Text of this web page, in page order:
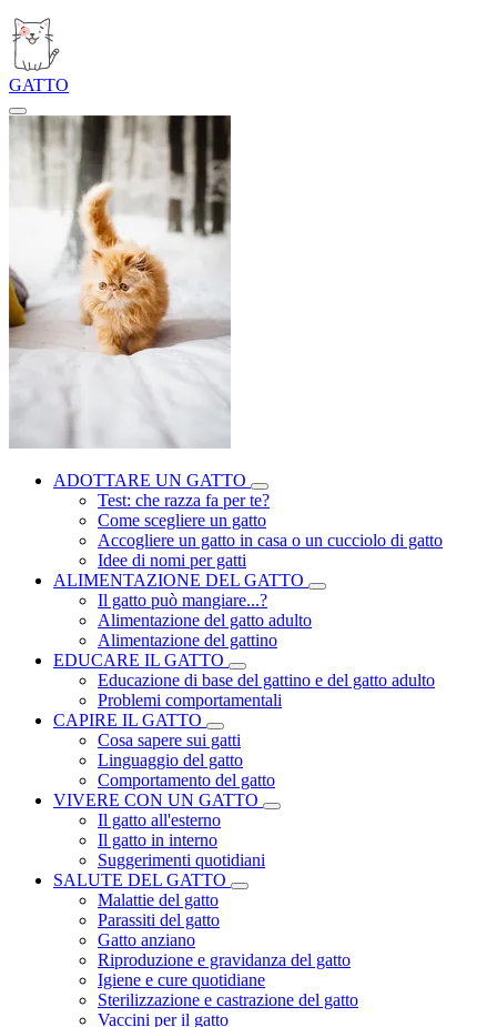
GATTO
ADOTTARE UN GATTO
Test: che razza fa per te?
Come scegliere un gatto
Accogliere un gatto in casa o un cucciolo di gatto
Idee di nomi per gatti
ALIMENTAZIONE DEL GATTO
Il gatto può mangiare...?
Alimentazione del gatto adulto
Alimentazione del gattino
EDUCARE IL GATTO
Educazione di base del gattino e del gatto adulto
Problemi comportamentali
CAPIRE IL GATTO
Cosa sapere sui gatti
Linguaggio del gatto
Comportamento del gatto
VIVERE CON UN GATTO
Il gatto all'esterno
Il gatto in interno
Suggerimenti quotidiani
SALUTE DEL GATTO
Malattie del gatto
Parassiti del gatto
Gatto anziano
Riproduzione e gravidanza del gatto
Igiene e cure quotidiane
Sterilizzazione e castrazione del gatto
Vaccini per il gatto